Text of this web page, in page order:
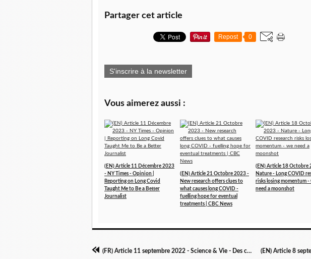
Partager cet article
Repost 0
S'inscrire à la newsletter
Vous aimerez aussi :
(EN) Article 11 Décembre 2023
- NY Times - Opinion |
Reporting on Long Covid
Taught Me to Be a Better
Journalist
(EN) Article 21 Octobre 2023 -
New research offers clues to
what causes long COVID -
fuelling hope for eventual
treatments | CBC News
(EN) Article 18 Octobre
Nature - Long COVID
risks losing momentum -
need a moonshot
(FR) Article 11 septembre 2022 - Science & Vie - Des chercheurs identifient trois profils courants de " Covid long "